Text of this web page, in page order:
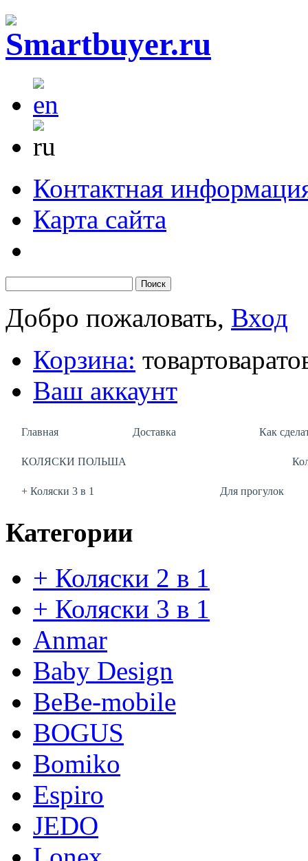
Контактная
Карта сайта
Добро пожаловать, Вход
Корзина: товартовара
Ваш аккаунт
Главная Доставка Как
КОЛЯСКИ ПОЛЬША
+ Коляски 3 в 1 Для прогулок
Категории
+ Коляски 2 в 1
+ Коляски 3 в 1
Anmar
Baby Design
BeBe-mobile
BOGUS
Bomiko
Espiro
JEDO